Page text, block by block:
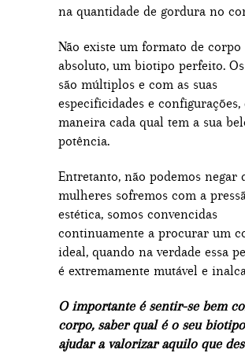
na quantidade de gordura no
Não existe um formato de corpo
absoluto, um biotipo perfeito.
são múltiplos e com as suas
especificidades e configurações,
maneira cada qual tem a sua
potência.
Entretanto, não podemos negar
mulheres sofremos com a
estética, somos convencidas
continuamente a procurar um
ideal, quando na verdade essa
é extremamente mutável e
O importante é sentir-se bem
corpo, saber qual é o seu
ajudar a valorizar aquilo que